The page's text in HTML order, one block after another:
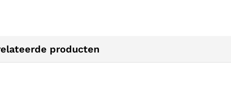
producten